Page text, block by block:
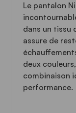
Le pantalon
dans un tissu
assure de
deux
combinaison
performance.